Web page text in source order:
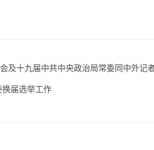
及十九届中共中央政治局常委同中外记
届选举工作